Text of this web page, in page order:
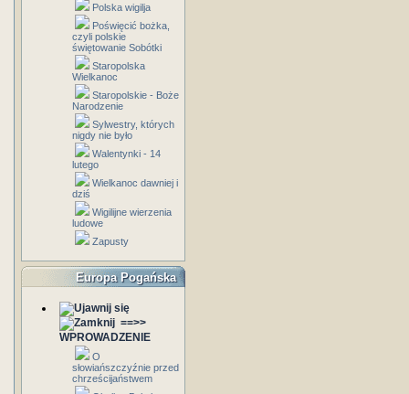
Polska wigilja
Poświęcić bożka,
czyli polskie
świętowanie Sobótki
Staropolska
Wielkanoc
Staropolskie - Boże
Narodzenie
Sylwestry, których
nigdy nie było
Walentynki - 14
lutego
Wielkanoc dawniej i
dziś
Wigilijne wierzenia
ludowe
Zapusty
Europa Pogańska
==>>
WPROWADZENIE
O
słowiańszczyźnie przed
chrześcijaństwem